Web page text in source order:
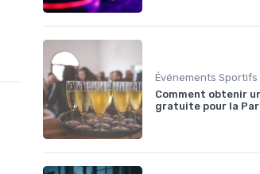
Comment obtenir
gratuite pour la